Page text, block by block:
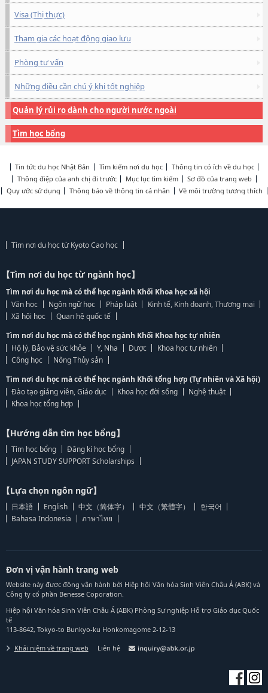
Visa (Thị thực)
Tham gia các hoạt động giao lưu
Phòng tư vấn
Những điều cần chú ý khi tốt nghiệp
Quản lý rủi ro dành cho người nước ngoài
Tìm học bổng
Tin tức du học Nhật Bản Tìm kiếm nơi du học
Thông tin có ích về du học
Thông điệp của anh chị đi trước
Mục lục tìm kiếm
Sơ đồ của trang web
Quy ước sử dụng
Thông báo về thông tin cá nhân Về môi trường tương thích
Tìm nơi du học từ Kyoto Cao học
【Tìm nơi du học từ ngành học】
Tìm nơi du học mà có thể học ngành Khối Khoa học xã hội
Văn học
Ngôn ngữ học Pháp luật
Kinh tế, Kinh doanh, Thương mại
Xã hội học
Quan hệ quốc tế
Tìm nơi du học mà có thể học ngành Khối Khoa học tự nhiên
Hộ lý, Bảo vệ sức khỏe
Y, Nha Dược
Khoa học tự nhiên
Công học
Nông Thủy sản
Tìm nơi du học mà có thể học ngành Khối tổng hợp (Tự nhiên và Xã hội)
Đào tạo giảng viên, Giáo dục
Khoa học đời sống
Nghệ thuật
Khoa học tổng hợp
【Hướng dẫn tìm học bổng】
Tìm học bổng
Đăng kí học bổng
JAPAN STUDY SUPPORT Scholarships
【Lựa chọn ngôn ngữ】
日本語 English 中文（简体字） 中文（繁體字）
한국어
Bahasa Indonesia
ภาษาไทย
Đơn vị vận hành trang web
Website này được đồng vận hành bởi Hiệp hội Văn hóa Sinh Viên Châu Á (ABK) và
Công ty cổ phần Benesse Coporation.
Hiệp hội Văn hóa Sinh Viên Châu Á (ABK) Phòng Sự nghiệp Hỗ trợ Giáo dục Quốc
tế
113-8642, Tokyo-to Bunkyo-ku Honkomagome 2-12-13
Khái niệm về trang web Liên hệ